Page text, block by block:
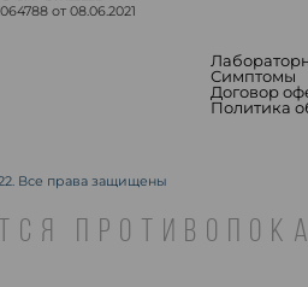
от 08.06.2021
Симптомы
Договор
Политика
Все права защищены